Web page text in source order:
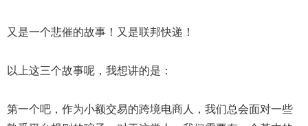
又是一个悲催的故事！又是联邦快递！
以上这三个故事呢，我想讲的是：
第一个吧，作为小额交易的跨境电商人，我们总会面对一些